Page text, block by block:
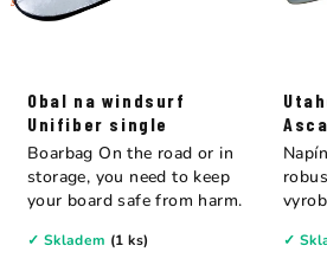
Obal na windsurf
Unifiber single
✓ Skladem (1 ks)
Boarbag On the road or in
storage, you need to keep
your board safe from harm.
✓